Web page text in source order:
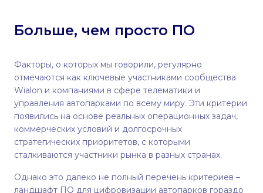
Больше, чем просто ПО
Факторы, о которых мы говорили, регулярно
отмечаются как ключевые участниками сообщества
Wialon и компаниями в сфере телематики и
управления автопарками по всему миру. Эти критерии
появились на основе реальных операционных задач,
коммерческих условий и долгосрочных
стратегических приоритетов, с которыми
сталкиваются участники рынка в разных странах.
Однако это далеко не полный перечень критериев –
ландшафт ПО для цифровизации автопарков гораздо